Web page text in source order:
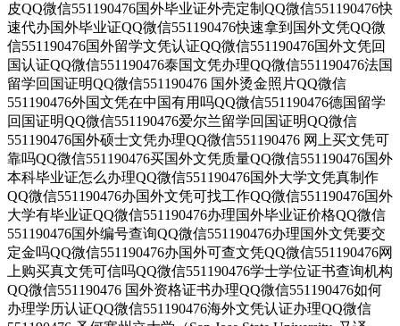
皮QQ微信551190476国外毕业证外壳定制QQ微信551190476快
速代办国外毕业证QQ微信551190476快速拿到国外文凭QQ微
信551190476国外留学文凭认证QQ微信551190476国外文凭回
国认证QQ微信551190476泰国文凭办理QQ微信551190476法国
留学回国证明QQ微信551190476 国外烫金照片QQ微信
551190476外国文凭在中国有用吗QQ微信551190476德国留学
回国证明QQ微信551190476爱尔兰留学回国证明QQ微信
551190476国外硕士文凭办理QQ微信551190476 网上买文凭可
靠吗QQ微信551190476买国外文凭质量QQ微信551190476国外
本科毕业证怎么办理QQ微信551190476国外大学文凭真制作
QQ微信551190476办国外文凭可找工作QQ微信551190476国外
大学有毕业证QQ微信551190476办理国外毕业证价格QQ微信
551190476国外编号查询QQ微信551190476办理国外文凭要交
定金吗QQ微信551190476办国外可查文凭QQ微信551190476网
上购买真文凭可信吗QQ微信551190476学士学位证书查询机构
QQ微信551190476 国外资格证书办理QQ微信551190476如何
办理学历认证QQ微信551190476海外文凭认证办理QQ微信